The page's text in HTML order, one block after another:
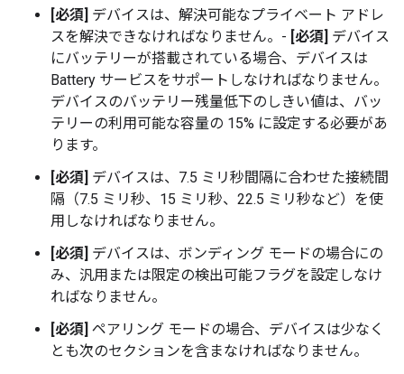
[必須] デバイスは、解決可能なプライベート アドレ
スを解決できなければなりません。- [必須] デバイス
にバッテリーが搭載されている場合、デバイスは
Battery サービスをサポートしなければなりません。
デバイスのバッテリー残量低下のしきい値は、バッ
テリーの利用可能な容量の 15% に設定する必要があ
ります。
[必須] デバイスは、7.5 ミリ秒間隔に合わせた接続間
隔（7.5 ミリ秒、15 ミリ秒、22.5 ミリ秒など）を使
用しなければなりません。
[必須] デバイスは、ボンディング モードの場合にの
み、汎用または限定の検出可能フラグを設定しなけ
ればなりません。
[必須] ペアリング モードの場合、デバイスは少なく
とも次のセクションを含まなければなりません。